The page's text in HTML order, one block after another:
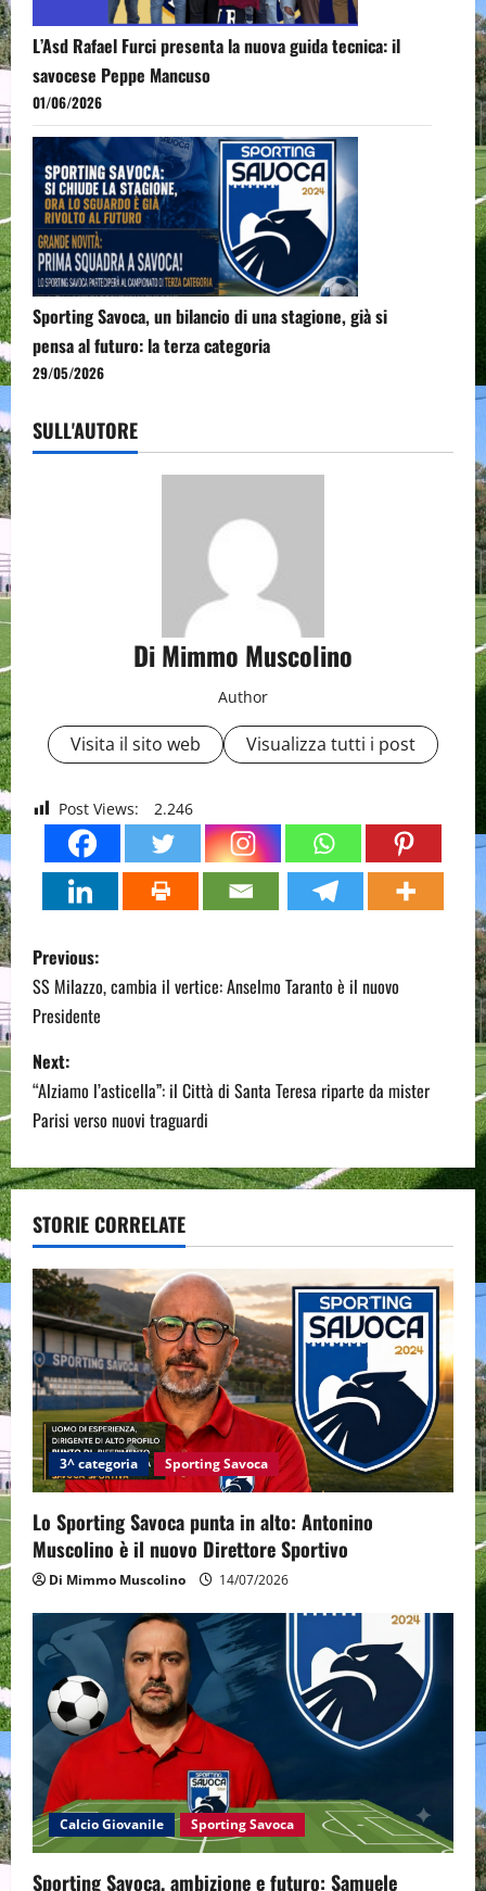
L’Asd Rafael Furci presenta la nuova guida tecnica: il
savocese Peppe Mancuso
01/06/2026
Sporting Savoca, un bilancio di una stagione, già si
pensa al futuro: la terza categoria
29/05/2026
SULL'AUTORE
Di Mimmo Muscolino
Author
Visita il sito web Visualizza tutti i post
Post Views: 2.246
P
o
s
t
n
a
v
i
g
a
t
i
o
n
Previous:
SS Milazzo, cambia il vertice: Anselmo Taranto è il nuovo
Presidente
Next:
“Alziamo l’asticella”: il Città di Santa Teresa riparte da mister
Parisi verso nuovi traguardi
STORIE CORRELATE
3^ categoria Sporting Savoca
Lo Sporting Savoca punta in alto: Antonino
Muscolino è il nuovo Direttore Sportivo
Di Mimmo Muscolino 14/07/2026
Calcio Giovanile Sporting Savoca
Sporting Savoca, ambizione e futuro: Samuele